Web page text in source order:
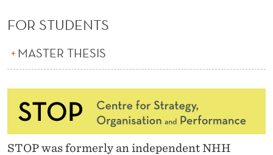
FOR STUDENTS
MASTER THESIS
STOP was formerly an independent NHH